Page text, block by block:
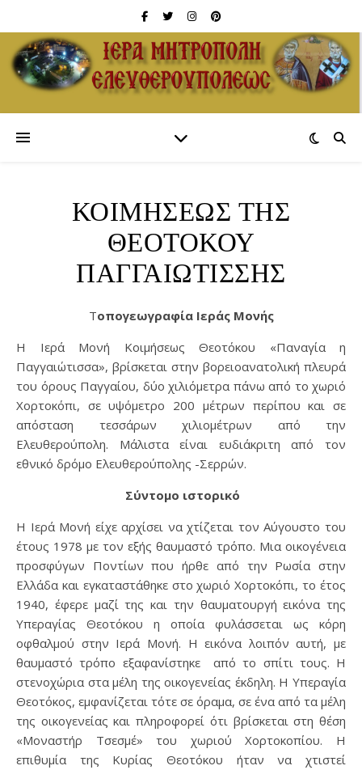
ΚΟΙΜΗΣΕΩΣ ΤΗΣ
ΘΕΟΤΟΚΟΥ
ΠΑΓΓΑΙΩΤΙΣΣΗΣ
Τοπογεωγραφία Ιεράς Μονής
Η Ιερά Μονή Κοιμήσεως Θεοτόκου «Παναγία η
Παγγαιώτισσα», βρίσκεται στην βορειοανατολική πλευρά
του όρους Παγγαίου, δύο χιλιόμετρα πάνω από το χωριό
Χορτοκόπι, σε υψόμετρο 200 μέτρων περίπου και σε
απόσταση τεσσάρων χιλιομέτρων από την
Ελευθερούπολη. Μάλιστα είναι ευδιάκριτη από τον
εθνικό δρόμο Ελευθερούπολης -Σερρών.
Σύντομο ιστορικό
Η Ιερά Μονή είχε αρχίσει να χτίζεται τον Αύγουστο του
έτους 1978 με τον εξής θαυμαστό τρόπο. Μια οικογένεια
προσφύγων Ποντίων που ήρθε από την Ρωσία στην
Ελλάδα και εγκαταστάθηκε στο χωριό Χορτοκόπι, το έτος
1940, έφερε μαζί της και την θαυματουργή εικόνα της
Υπεραγίας Θεοτόκου η οποία φυλάσσεται ως κόρη
οφθαλμού στην Ιερά Μονή. Η εικόνα λοιπόν αυτή, με
θαυμαστό τρόπο εξαφανίστηκε από το σπίτι τους. Η
στενοχώρια στα μέλη της οικογενείας έκδηλη. Η Υπεραγία
Θεοτόκος, εμφανίζεται τότε σε όραμα, σε ένα από τα μέλη
της οικογενείας και πληροφορεί ότι βρίσκεται στη θέση
«Μοναστήρ Τσεσμέ» του χωριού Χορτοκοπίου. Η
επιθυμία της Κυρίας Θεοτόκου ήταν να χτιστεί